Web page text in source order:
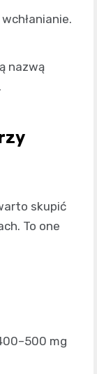
nazwą
skupić
To one
mg